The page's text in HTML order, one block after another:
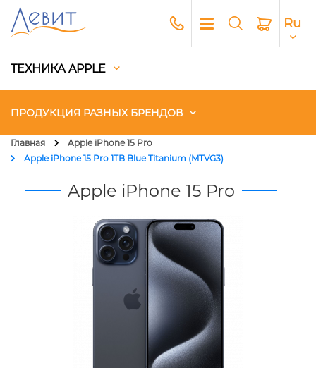
Ru
ТЕХНИКА APPLE
ПРОДУКЦИЯ РАЗНЫХ БРЕНДОВ
Чехлы
Акустика
Генераторы и Зарядные
Платный сервис Apple
Главная
Apple iPhone 15 Pro
Apple iPhone 15 Pro 1TB Blue Titanium (MTVG3)
Apple iPhone 15 Pro